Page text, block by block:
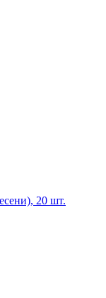
20 шт.